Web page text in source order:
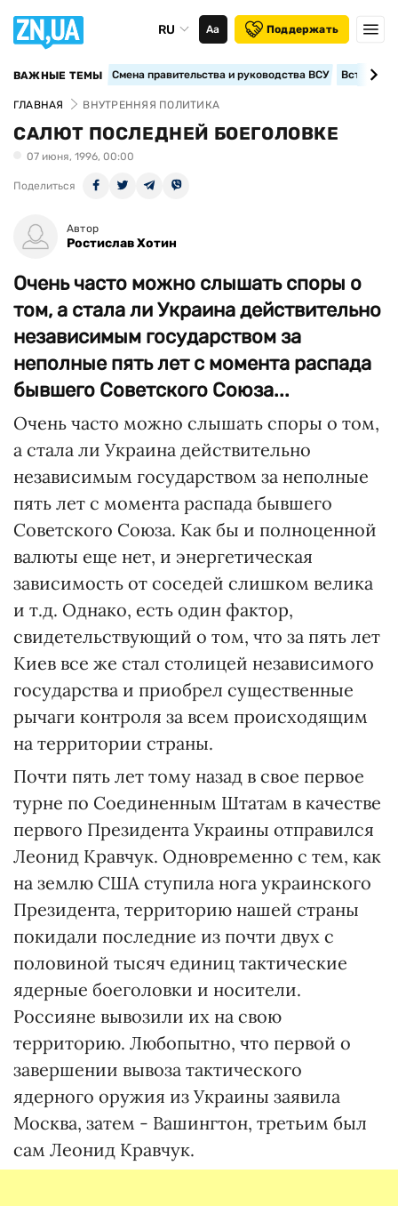
RU Аа Поддержать
ВАЖНЫЕ ТЕМЫ Смена правительства и руководства ВСУ
ГЛАВНАЯ ВНУТРЕННЯЯ ПОЛИТИКА
САЛЮТ ПОСЛЕДНЕЙ БОЕГОЛОВКЕ
07 июня, 1996, 00:00
Поделиться
Автор
Ростислав Хотин
Очень часто можно слышать споры о
том, а стала ли Украина действительно
независимым государством за
неполные пять лет с момента распада
бывшего Советского Союза...
Очень часто можно слышать споры о том,
а стала ли Украина действительно
независимым государством за неполные
пять лет с момента распада бывшего
Советского Союза. Как бы и полноценной
валюты еще нет, и энергетическая
зависимость от соседей слишком велика
и т.д. Однако, есть один фактор,
свидетельствующий о том, что за пять лет
Киев все же стал столицей независимого
государства и приобрел существенные
рычаги контроля за всем происходящим
на территории страны.
Почти пять лет тому назад в свое первое
турне по Соединенным Штатам в качестве
первого Президента Украины отправился
Леонид Кравчук. Одновременно с тем, как
на землю США ступила нога украинского
Президента, территорию нашей страны
покидали последние из почти двух с
половиной тысяч единиц тактические
ядерные боеголовки и носители.
Россияне вывозили их на свою
территорию. Любопытно, что первой о
завершении вывоза тактического
ядерного оружия из Украины заявила
Москва, затем - Вашингтон, третьим был
сам Леонид Кравчук.